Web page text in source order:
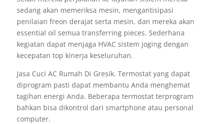
sedang akan memeriksa mesin, mengantisipasi
penilaian freon derajat serta mesin, dan mereka akan
essential oil semua transferring pieces. Sederhana
kegiatan dapat menjaga HVAC sistem joging dengan
kecepatan top kinerja keseluruhan.
Jasa Cuci AC Rumah Di Gresik. Termostat yang dapat
diprogram pasti dapat membantu Anda menghemat
tagihan energi Anda. Beberapa termostat terprogram
bahkan bisa dikontrol dari smartphone atau personal
computer.